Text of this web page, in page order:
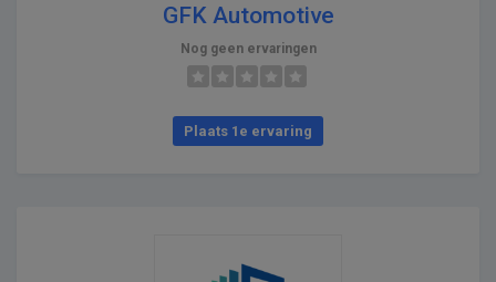
GFK Automotive
Nog geen ervaringen
Plaats 1e ervaring